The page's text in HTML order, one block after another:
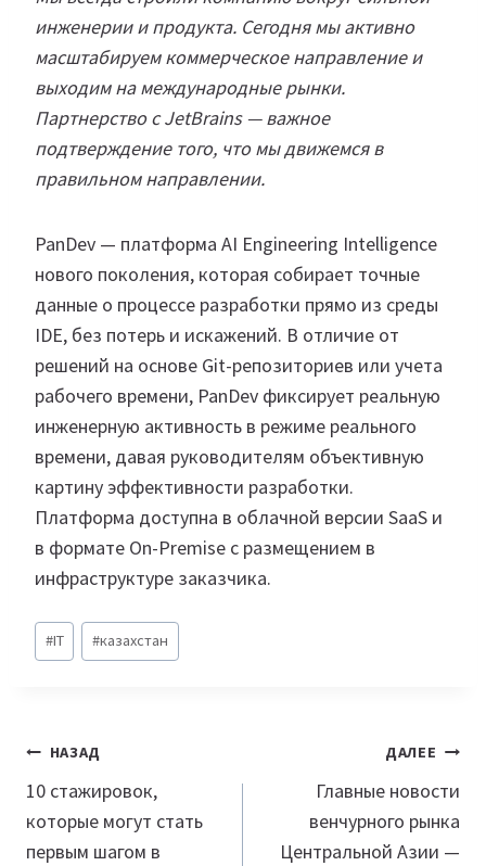
инженерии и продукта. Сегодня мы активно
масштабируем коммерческое направление и
выходим на международные рынки.
Партнерство с JetBrains — важное
подтверждение того, что мы движемся в
правильном направлении.
PanDev — платформа AI Engineering Intelligence
нового поколения, которая собирает точные
данные о процессе разработки прямо из среды
IDE, без потерь и искажений. В отличие от
решений на основе Git-репозиториев или учета
рабочего времени, PanDev фиксирует реальную
инженерную активность в режиме реального
времени, давая руководителям объективную
картину эффективности разработки.
Платформа доступна в облачной версии SaaS и
в формате On-Premise с размещением в
инфраструктуре заказчика.
Метки
записи:
#IT #казахстан
Навигация
по
записям
НАЗАД
10 стажировок,
которые могут стать
первым шагом в
ДАЛЕЕ
Главные новости
венчурного рынка
Центральной Азии —